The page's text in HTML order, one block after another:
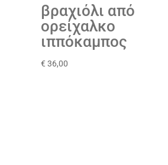
βραχιόλι από
ορείχαλκο
ιππόκαμπος
€ 36,00